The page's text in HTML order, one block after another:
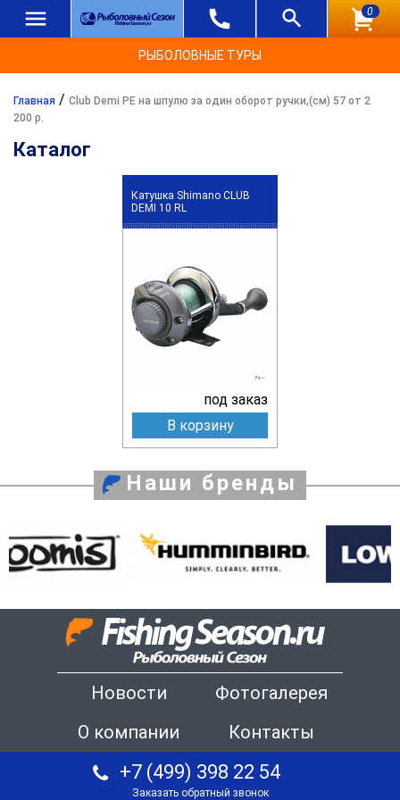
0
РЫБОЛОВНЫЕ ТУРЫ
Главная / Club Demi PE на шпулю за один оборот ручки,(см) 57 от 2
200 р.
Каталог
Катушка Shimano CLUB
DEMI 10 RL
под заказ
В корзину
Наши бренды
Новости
Фотогалерея
О компании
Контакты
+7 (499) 398 22 54
Заказать обратный звонок